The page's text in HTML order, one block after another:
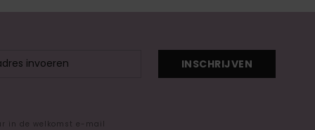
INSCHRIJVEN
in de welkomst e-mail